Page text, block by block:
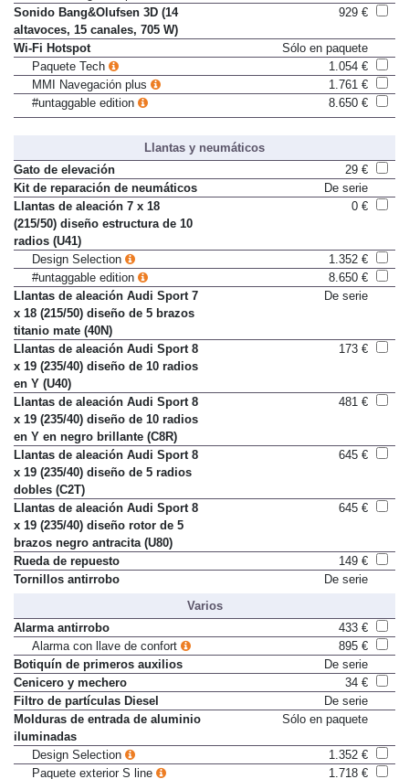
MMI Navegación plus
1.761 €
Sonido Bang&Olufsen 3D (14
altavoces, 15 canales, 705 W)
Wi-Fi Hotspot
Sólo en paquete
Paquete Tech
1.054 €
MMI Navegación plus
1.761 €
#untaggable edition
8.650 €
Llantas y neumáticos
Gato de elevación
29 €
Kit de reparación de neumáticos
De serie
Llantas de aleación 7 x 18
(215/50) diseño estructura de 10
radios (U41)
Design Selection
1.352 €
#untaggable edition
8.650 €
Llantas de aleación Audi Sport 7
x 18 (215/50) diseño de 5 brazos
titanio mate (40N)
Llantas de aleación Audi Sport 8
x 19 (235/40) diseño de 10 radios
en Y (U40)
Llantas de aleación Audi Sport 8
x 19 (235/40) diseño de 10 radios
en Y en negro brillante (C8R)
Llantas de aleación Audi Sport 8
x 19 (235/40) diseño de 5 radios
dobles (C2T)
Llantas de aleación Audi Sport 8
x 19 (235/40) diseño rotor de 5
brazos negro antracita (U80)
Rueda de repuesto
149 €
Varios
Alarma antirrobo
433 €
Alarma con llave de confort
895 €
Botiquín de primeros auxilios
De serie
Cenicero y mechero
34 €
Filtro de partículas Diesel
De serie
Molduras de entrada de aluminio
iluminadas
Design Selection
1.352 €